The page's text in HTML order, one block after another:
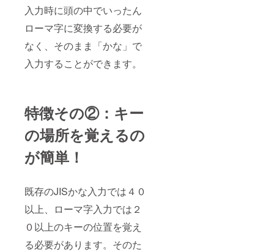
入力時に頭の中でいったん
ローマ字に変換する必要が
なく、そのまま「かな」で
入力することができます。
特徴その②：キー
の場所を覚えるの
が簡単！
既存のJISかな入力では４０
以上、ローマ字入力では２
０以上のキーの位置を覚え
る必要があります。そのた